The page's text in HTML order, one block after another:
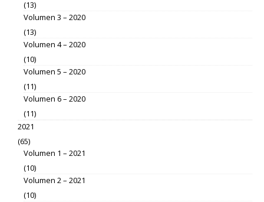
(13)
Volumen 3 – 2020
(13)
Volumen 4 – 2020
(10)
Volumen 5 – 2020
(11)
Volumen 6 – 2020
(11)
2021
(65)
Volumen 1 – 2021
(10)
Volumen 2 – 2021
(10)